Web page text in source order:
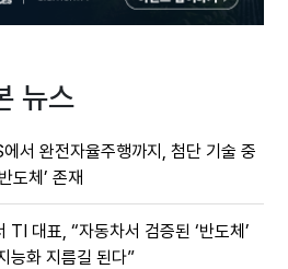
뉴스
서 완전자율주행까지, 첨단 기술 중
도체’ 존재
TI 대표, “자동차서 검증된 ‘반도체’
능화 지름길 된다”